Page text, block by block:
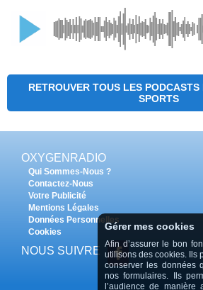
RETROUVER TOUS LES
SPORTS
OXYGENRADIO
Qui Sommes-Nous ?
Contactez-Nous
Votre Publicité
Mentions Légales
Données Personnelles
Cookies
NOUS SUIVRE
Gérer mes cookies
Afin d’assurer le bon
utilisons des cookies. Ils
conserver les données
nos formulaires. Ils
l’audience de manière